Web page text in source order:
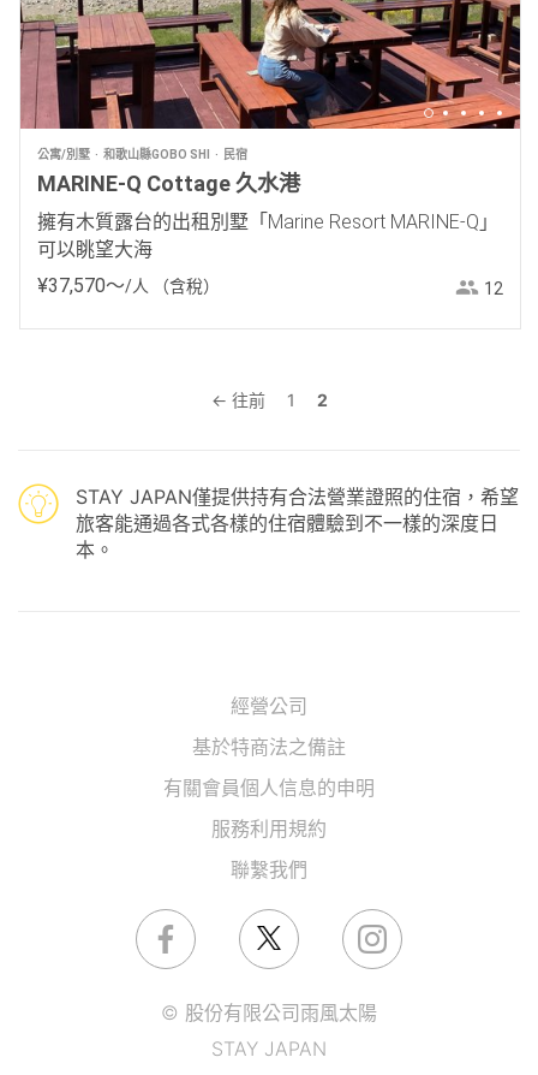
公寓/別墅 和歌山縣GOBO SHI 民宿
MARINE-Q Cottage 久水港
擁有木質露台的出租別墅「Marine Resort MARINE-Q」
可以眺望大海
¥37,570〜/人 （含稅） 12
← 往前 1 2
STAY JAPAN僅提供持有合法營業證照的住宿，希望
旅客能通過各式各樣的住宿體驗到不一樣的深度日
本。
經營公司
基於特商法之備註
有關會員個人信息的申明
服務利用規約
聯繫我們
© 股份有限公司雨風太陽
STAY JAPAN